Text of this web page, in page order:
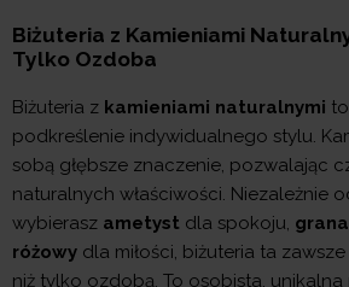
Biżuteria z Kamieniami
Tylko Ozdoba
Biżuteria z kamieniami naturalnymi
podkreślenie indywidualnego stylu.
sobą głębsze znaczenie, pozwalając
naturalnych właściwości. Niezależnie
wybierasz ametyst dla spokoju,
różowy dla miłości, biżuteria ta
niż tylko ozdobą. To osobista, unikalna